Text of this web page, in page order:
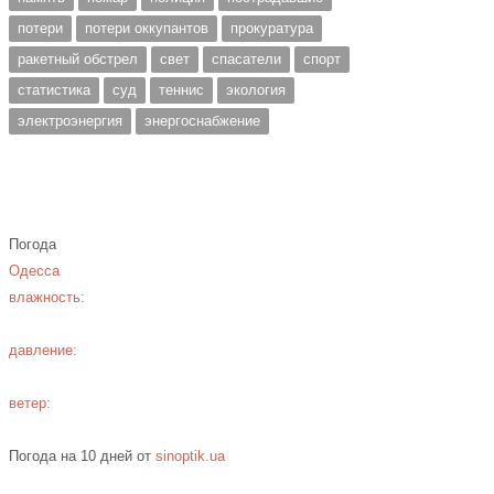
потери
потери оккупантов
прокуратура
ракетный обстрел
свет спасатели
спорт
статистика
суд теннис
экология
электроэнергия
энергоснабжение
Погода
Одесса
влажность:
давление:
ветер:
Погода на 10 дней отsinoptik.ua